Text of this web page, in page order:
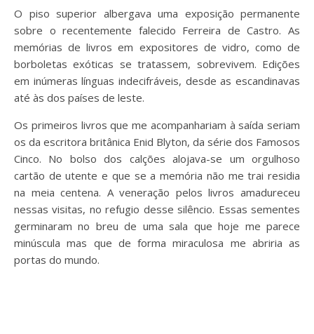
O piso superior albergava uma exposição permanente
sobre o recentemente falecido Ferreira de Castro. As
memórias de livros em expositores de vidro, como de
borboletas exóticas se tratassem, sobrevivem. Edições
em inúmeras línguas indecifráveis, desde as escandinavas
até às dos países de leste.
Os primeiros livros que me acompanhariam à saída seriam
os da escritora britânica Enid Blyton, da série dos Famosos
Cinco. No bolso dos calções alojava-se um orgulhoso
cartão de utente e que se a memória não me trai residia
na meia centena. A veneração pelos livros amadureceu
nessas visitas, no refugio desse silêncio. Essas sementes
germinaram no breu de uma sala que hoje me parece
minúscula mas que de forma miraculosa me abriria as
portas do mundo.